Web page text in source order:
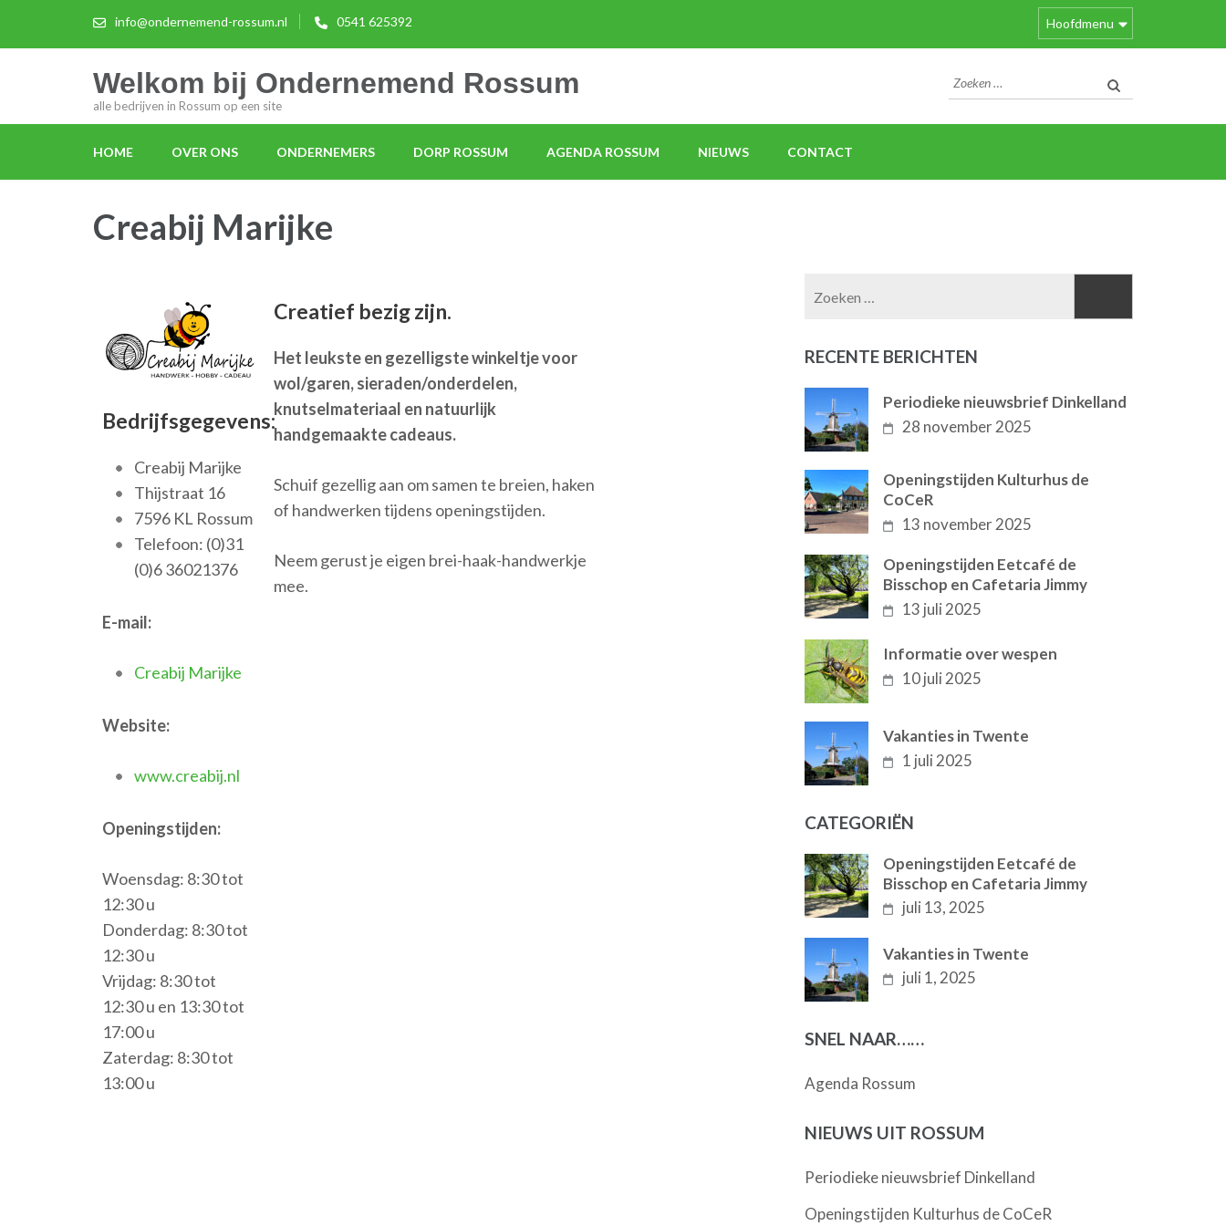
info@ondernemend-rossum.nl 0541 625392 Hoofdmenu
Welkom bij Ondernemend Rossum
alle bedrijven in Rossum op een site
Zoeken
naar:
HOME OVER ONS ONDERNEMERS DORP ROSSUM AGENDA ROSSUM NIEUWS CONTACT
Creabij Marijke
Bedrijfsgegevens:
Creabij Marijke
Thijstraat 16
7596 KL Rossum
Telefoon: (0)31
(0)6 36021376
E-mail:
Creabij Marijke
Website:
www.creabij.nl
Openingstijden:
Woensdag: 8:30 tot
12:30 u
Donderdag: 8:30 tot
12:30 u
Vrijdag: 8:30 tot
12:30 u en 13:30 tot
17:00 u
Zaterdag: 8:30 tot
13:00 u
Creatief bezig zijn.
Het leukste en gezelligste winkeltje voor
wol/garen, sieraden/onderdelen,
knutselmateriaal en natuurlijk
handgemaakte cadeaus.
Schuif gezellig aan om samen te breien, haken
of handwerken tijdens openingstijden.
Neem gerust je eigen brei-haak-handwerkje
mee.
RECENTE BERICHTEN
Periodieke nieuwsbrief Dinkelland
28 november 2025
Openingstijden Kulturhus de
CoCeR
13 november 2025
Openingstijden Eetcafé de
Bisschop en Cafetaria Jimmy
13 juli 2025
Informatie over wespen
10 juli 2025
Vakanties in Twente
1 juli 2025
CATEGORIËN
Openingstijden Eetcafé de
Bisschop en Cafetaria Jimmy
juli 13, 2025
Vakanties in Twente
juli 1, 2025
SNEL NAAR……
Agenda Rossum
NIEUWS UIT ROSSUM
Periodieke nieuwsbrief Dinkelland
Openingstijden Kulturhus de CoCeR